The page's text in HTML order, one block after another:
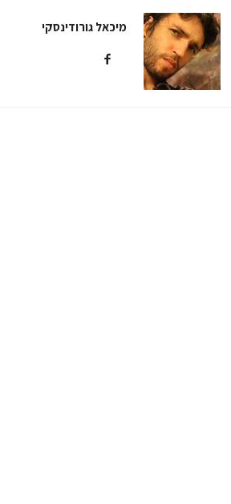
מיכאל גורודינסקי